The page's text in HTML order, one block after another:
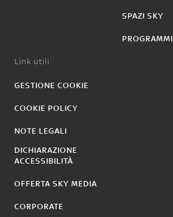
SPAZI SKY
PROGRAMMI
Link utili:
GESTIONE COOKIE
COOKIE POLICY
NOTE LEGALI
DICHIARAZIONE
ACCESSIBILITÀ
OFFERTA SKY MEDIA
CORPORATE